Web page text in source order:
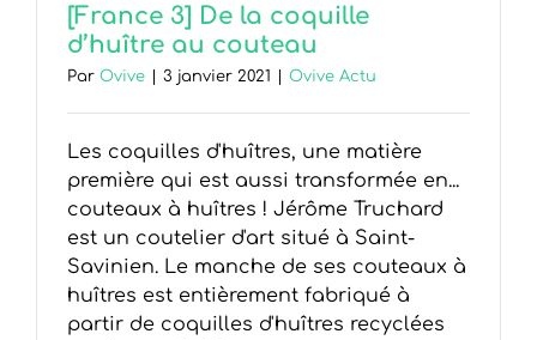
[France 3] De la coquille
d’huître au couteau
Par Ovive 3 janvier 2021 Ovive Actu
Les coquilles d'huîtres, une matière
première qui est aussi transformée en...
couteaux à huîtres ! Jérôme Truchard
est un coutelier d'art situé à Saint-
Savinien. Le manche de ses couteaux à
huîtres est entièrement fabriqué à
partir de coquilles d'huîtres recyclées